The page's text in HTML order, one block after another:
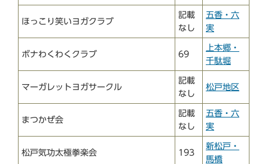
ほっこり笑いヨガクラブ
記載
なし
五香・六
実
ボナわくわくクラブ 69
上本郷・
千駄堀
マーガレットヨガサークル
記載
なし
松戸地区
まつかぜ会
記載
なし
五香・六
実
松戸気功太極拳楽会 193
新松戸・
馬橋